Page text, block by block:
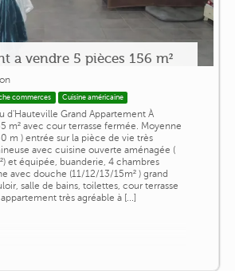
a vendre 5 pièces 156 m²
commerces Cuisine américaine
d'Hauteville Grand Appartement À
m² avec cour terrasse fermée. Moyenne
m ) entrée sur la pièce de vie très
avec cuisine ouverte aménagée (
et équipée, buanderie, 4 chambres
avec douche (11/12/13/15m² ) grand
salle de bains, toilettes, cour terrasse
très agréable à [...]